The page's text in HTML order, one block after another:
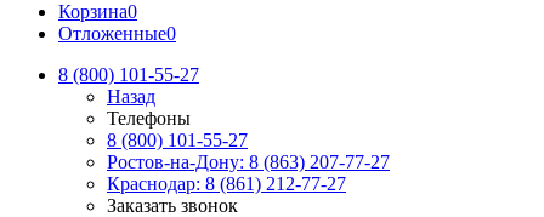
Корзина0
Отложенные0
8 (800) 101-55-27
Назад
Телефоны
8 (800) 101-55-27
Ростов-на-Дону: 8 (863) 207-77-27
Краснодар: 8 (861) 212-77-27
Заказать звонок